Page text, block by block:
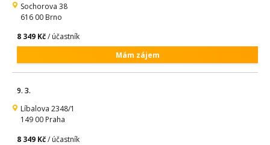
Sochorova 38
616 00 Brno
8 349 Kč/ účastník
Mám zájem
9. 3.
Líbalova 2348/1
149 00 Praha
8 349 Kč/ účastník